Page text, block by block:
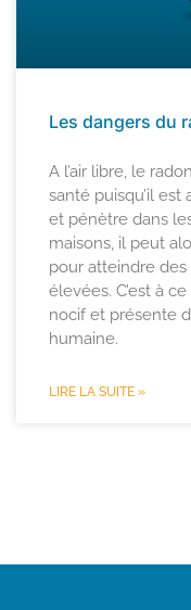
Les dangers du
A l’air libre, le
santé puisqu’il est
et pénètre dans
maisons, il peut
pour atteindre
élevées. C’est à
nocif et présente
humaine.
LIRE LA SUITE »